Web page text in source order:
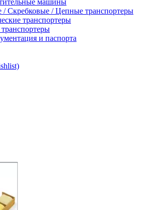
/ Скребковые / Цепные транспортеры
транспортеры
и паспорта